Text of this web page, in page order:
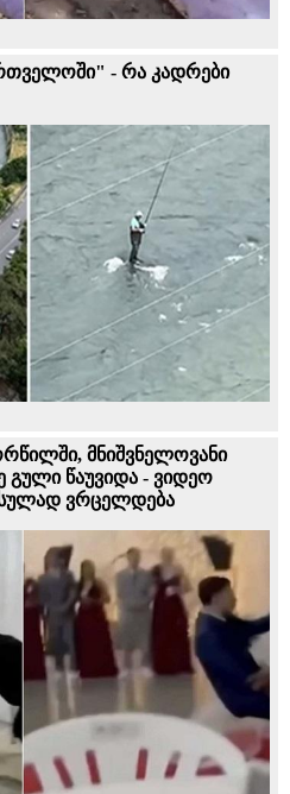
- რა კადრები
მნიშვნელოვანი
გული წაუვიდა - ვიდეო
ვრცელდება